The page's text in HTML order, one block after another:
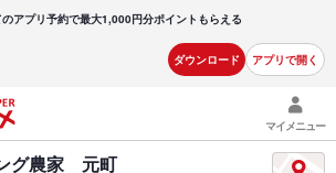
アプリ予約で最大1,000円分ポイントもらえる
ダウンロード アプリで開く
マイメニュー
グ農家 元町